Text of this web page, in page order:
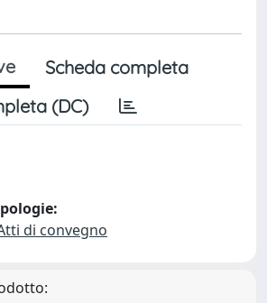
Scheda completa
(DC)
di convegno